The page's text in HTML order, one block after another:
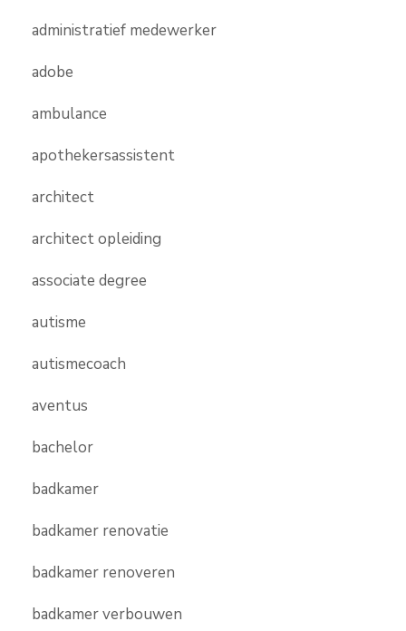
administratief medewerker
adobe
ambulance
apothekersassistent
architect
architect opleiding
associate degree
autisme
autismecoach
aventus
bachelor
badkamer
badkamer renovatie
badkamer renoveren
badkamer verbouwen